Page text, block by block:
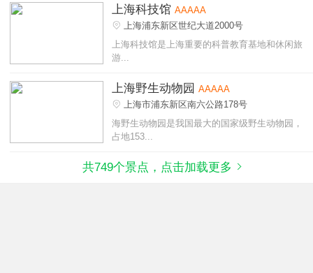
上海科技馆 AAAAA
上海浦东新区世纪大道2000号
上海科技馆是上海重要的科普教育基地和休闲旅
游...
上海野生动物园 AAAAA
上海市浦东新区南六公路178号
海野生动物园是我国最大的国家级野生动物园，
占地153...
共749个景点，点击加载更多